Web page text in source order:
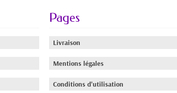
Pages
Livraison
Mentions légales
Conditions d'utilisation